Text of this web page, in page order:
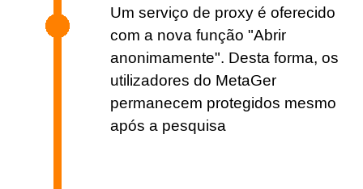
Um serviço de proxy é oferecido
com a nova função "Abrir
anonimamente". Desta forma, os
utilizadores do MetaGer
permanecem protegidos mesmo
após a pesquisa